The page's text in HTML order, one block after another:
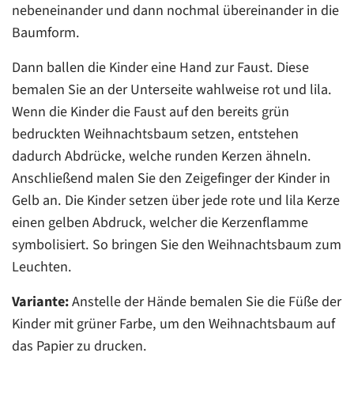
nebeneinander und dann nochmal übereinander in die
Baumform.
Dann ballen die Kinder eine Hand zur Faust. Diese
bemalen Sie an der Unterseite wahlweise rot und lila.
Wenn die Kinder die Faust auf den bereits grün
bedruckten Weihnachtsbaum setzen, entstehen
dadurch Abdrücke, welche runden Kerzen ähneln.
Anschließend malen Sie den Zeigefinger der Kinder in
Gelb an. Die Kinder setzen über jede rote und lila Kerze
einen gelben Abdruck, welcher die Kerzenflamme
symbolisiert. So bringen Sie den Weihnachtsbaum zum
Leuchten.
Variante:Anstelle der Hände bemalen Sie die Füße der
Kinder mit grüner Farbe, um den Weihnachtsbaum auf
das Papier zu drucken.